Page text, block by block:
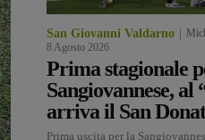
San Giovanni Valdarno
8 Agosto 2026
Prima stagionale
Sangiovannese, al
arriva il San
Prima uscita per la